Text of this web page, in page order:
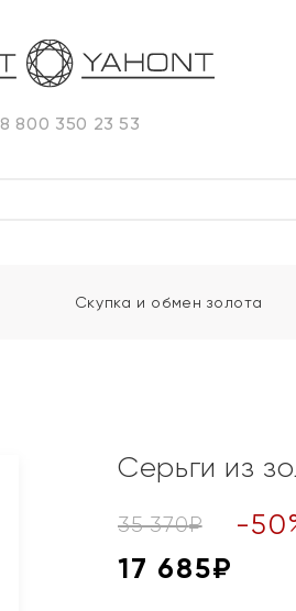
8 800 350 23 53
Скупка и обмен золота
Серьги из
35 370₽ -50
17 685₽